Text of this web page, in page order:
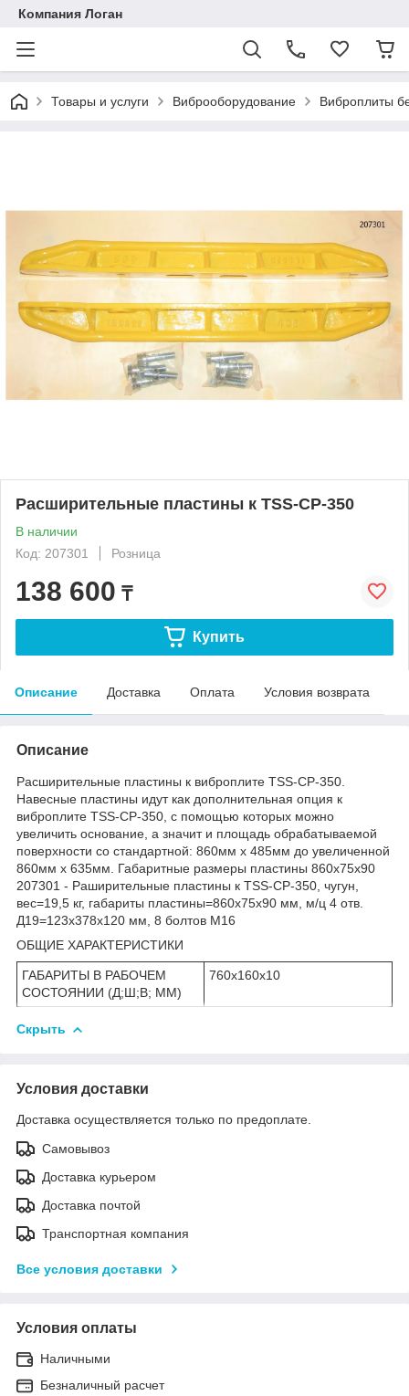
Компания Логан
Товары и услуги Виброоборудование Виброплиты
Расширительные пластины к TSS-CP-350
В наличии
Код: 207301
Розница
138 600 ₸
Купить
Описание Доставка Оплата Условия возврата
Описание
Расширительные пластины к виброплите TSS-CP-350.
Навесные пластины идут как дополнительная опция к
виброплите TSS-CP-350, с помощью которых можно
увеличить основание, а значит и площадь обрабатываемой
поверхности со стандартной: 860мм х 485мм до увеличенной
860мм х 635мм. Габаритные размеры пластины 860х75х90
207301 - Раширительные пластины к TSS-CP-350, чугун,
вес=19,5 кг, габариты пластины=860х75х90 мм, м/ц 4 отв.
Д19=123х378х120 мм, 8 болтов М16
ОБЩИЕ ХАРАКТЕРИСТИКИ
ГАБАРИТЫ В РАБОЧЕМ
СОСТОЯНИИ (Д;Ш;В; ММ)
760x160x10
Скрыть
Условия доставки
Доставка осуществляется только по предоплате.
Самовывоз
Доставка курьером
Доставка почтой
Транспортная компания
Все условия доставки
Условия оплаты
Наличными
Безналичный расчет